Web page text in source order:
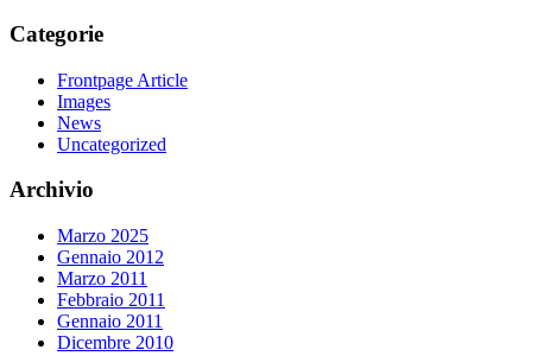
Categorie
Frontpage Article
Images
News
Uncategorized
Archivio
Marzo 2025
Gennaio 2012
Marzo 2011
Febbraio 2011
Gennaio 2011
Dicembre 2010